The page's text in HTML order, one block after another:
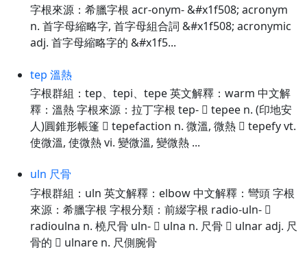
字根來源：希臘字根 acr-onym- &#x1f508; acronym
n. 首字母縮略字, 首字母組合詞 &#x1f508; acronymic
adj. 首字母縮略字的 &#x1f5...
tep 溫熱
字根群組：tep、tepi、tepe 英文解釋：warm 中文解
釋：溫熱 字根來源：拉丁字根 tep-  tepee n. (印地安
人)圓錐形帳篷  tepefaction n. 微溫, 微熱  tepefy vt.
使微溫, 使微熱 vi. 變微溫, 變微熱 ...
uln 尺骨
字根群組：uln 英文解釋：elbow 中文解釋：彎頭 字根
來源：希臘字根 字根分類：前綴字根 radio-uln- 
radioulna n. 橈尺骨 uln-  ulna n. 尺骨  ulnar adj. 尺
骨的  ulnare n. 尺側腕骨